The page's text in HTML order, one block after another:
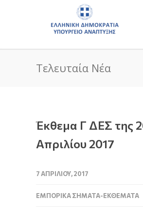
Τελευταία Νέα
Έκθεμα Γ ΔΕΣ της
Απριλίου 2017
7 ΑΠΡΙΛΊΟΥ, 2017
ΕΜΠΟΡΙΚΆ ΣΉΜΑΤΑ-ΕΚΘΈΜΑΤΑ